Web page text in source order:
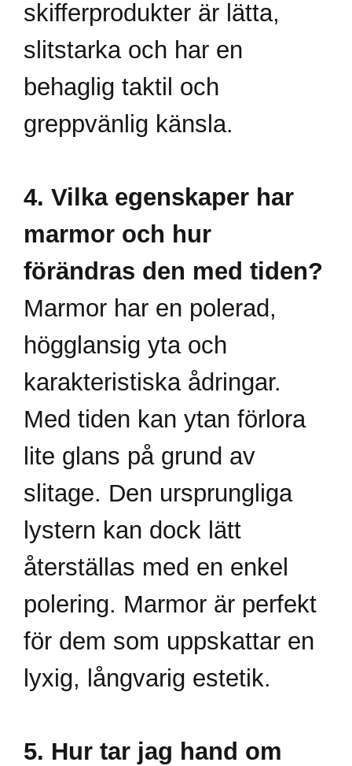
skifferprodukter är lätta,
slitstarka och har en
behaglig taktil och
greppvänlig känsla.
4. Vilka egenskaper har
marmor och hur
förändras den med tiden?
Marmor har en polerad,
högglansig yta och
karakteristiska ådringar.
Med tiden kan ytan förlora
lite glans på grund av
slitage. Den ursprungliga
lystern kan dock lätt
återställas med en enkel
polering. Marmor är perfekt
för dem som uppskattar en
lyxig, långvarig estetik.
5. Hur tar jag hand om